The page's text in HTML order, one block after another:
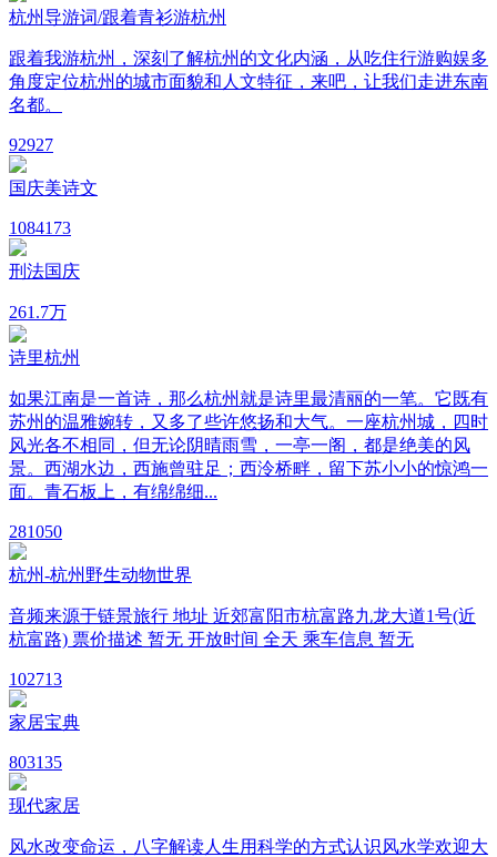
杭州导游词/跟着青衫游杭州
跟着我游杭州，深刻了解杭州的文化内涵，从吃住行游购娱多
角度定位杭州的城市面貌和人文特征，来吧，让我们走进东南
名都。
92927
国庆美诗文
1084173
刑法国庆
261.7万
诗里杭州
如果江南是一首诗，那么杭州就是诗里最清丽的一笔。它既有
苏州的温雅婉转，又多了些许悠扬和大气。一座杭州城，四时
风光各不相同，但无论阴晴雨雪，一亭一阁，都是绝美的风
景。西湖水边，西施曾驻足；西泠桥畔，留下苏小小的惊鸿一
面。青石板上，有绵绵细...
281050
杭州-杭州野生动物世界
音频来源于链景旅行 地址 近郊富阳市杭富路九龙大道1号(近
杭富路) 票价描述 暂无 开放时间 全天 乘车信息 暂无
102713
家居宝典
803135
现代家居
风水改变命运，八字解读人生用科学的方式认识风水学欢迎大